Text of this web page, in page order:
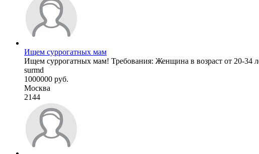
Ищем суррогатных мам
Ищем суррогатных мам! Требования: Женщина в возраст от 20-34
surmd
1000000 руб.
Москва
2144